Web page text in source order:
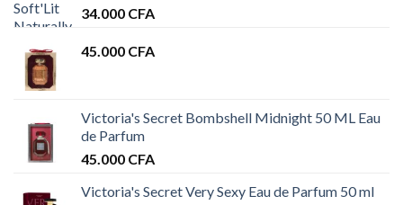
34.000 CFA
45.000 CFA
Victoria's Secret Bombshell Midnight 50 ML Eau
de Parfum
45.000 CFA
Victoria's Secret Very Sexy Eau de Parfum 50 ml